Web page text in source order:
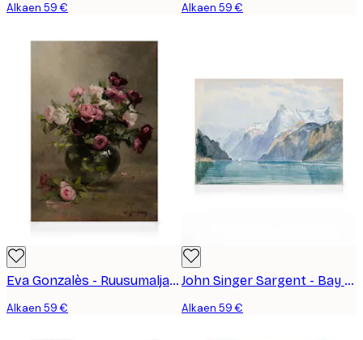
Alkaen 59 € Alkaen 59 €
Eva Gonzalès - Ruusumaljakko Kanvaasi
Alkaen 59 €
John Singer Sargent - Bay of Uri, Brunnen Kanvaasi
Alkaen 59 €